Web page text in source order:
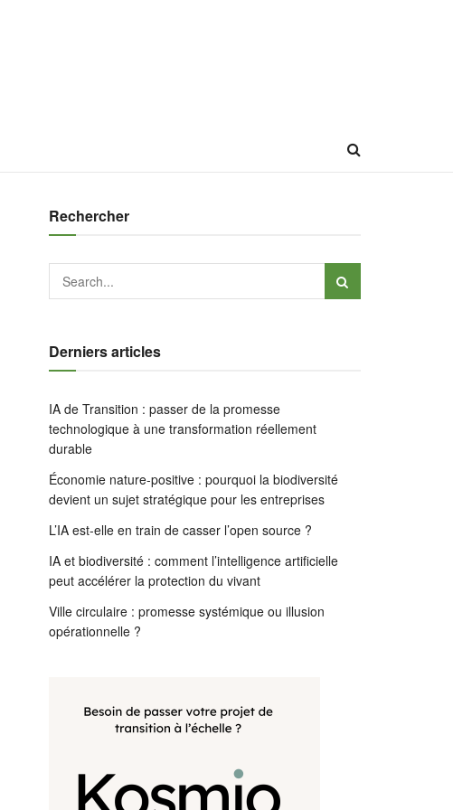
Rechercher
Derniers articles
IA de Transition : passer de la promesse
technologique à une transformation réellement
durable
Économie nature-positive : pourquoi la biodiversité
devient un sujet stratégique pour les entreprises
L’IA est-elle en train de casser l’open source ?
IA et biodiversité : comment l’intelligence artificielle
peut accélérer la protection du vivant
Ville circulaire : promesse systémique ou illusion
opérationnelle ?